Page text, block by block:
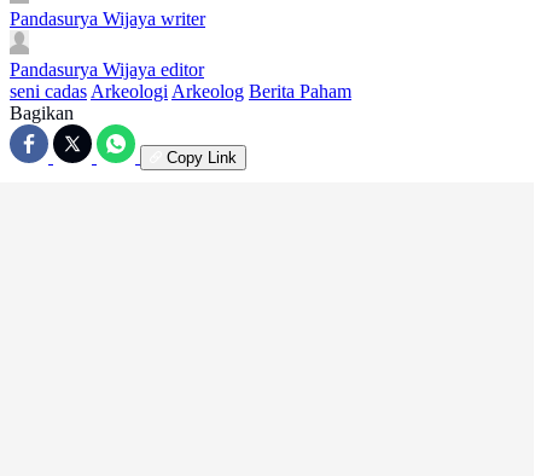
Pandasurya Wijaya writer
Pandasurya Wijaya editor
seni cadas Arkeologi Arkeolog Berita Paham
Bagikan
Copy Link